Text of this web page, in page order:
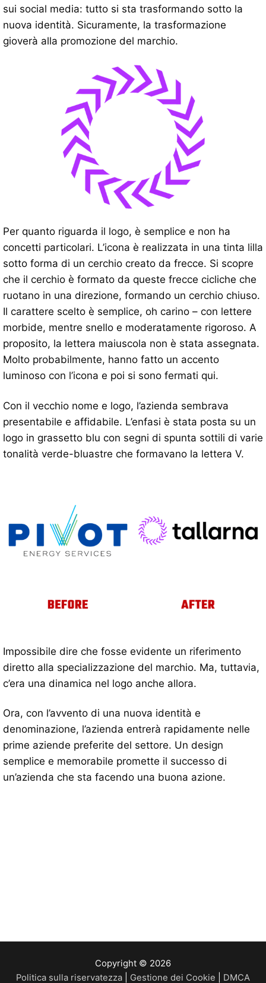
sui social media: tutto si sta trasformando sotto la
nuova identità. Sicuramente, la trasformazione
gioverà alla promozione del marchio.
Per quanto riguarda il logo, è semplice e non ha
concetti particolari. L’icona è realizzata in una tinta lilla
sotto forma di un cerchio creato da frecce. Si scopre
che il cerchio è formato da queste frecce cicliche che
ruotano in una direzione, formando un cerchio chiuso.
Il carattere scelto è semplice, oh carino – con lettere
morbide, mentre snello e moderatamente rigoroso. A
proposito, la lettera maiuscola non è stata assegnata.
Molto probabilmente, hanno fatto un accento
luminoso con l’icona e poi si sono fermati qui.
Con il vecchio nome e logo, l’azienda sembrava
presentabile e affidabile. L’enfasi è stata posta su un
logo in grassetto blu con segni di spunta sottili di varie
tonalità verde-bluastre che formavano la lettera V.
Impossibile dire che fosse evidente un riferimento
diretto alla specializzazione del marchio. Ma, tuttavia,
c’era una dinamica nel logo anche allora.
Ora, con l’avvento di una nuova identità e
denominazione, l’azienda entrerà rapidamente nelle
prime aziende preferite del settore. Un design
semplice e memorabile promette il successo di
un’azienda che sta facendo una buona azione.
Copyright © 2026
Politica sulla riservatezza
Gestione dei Cookie DMCA